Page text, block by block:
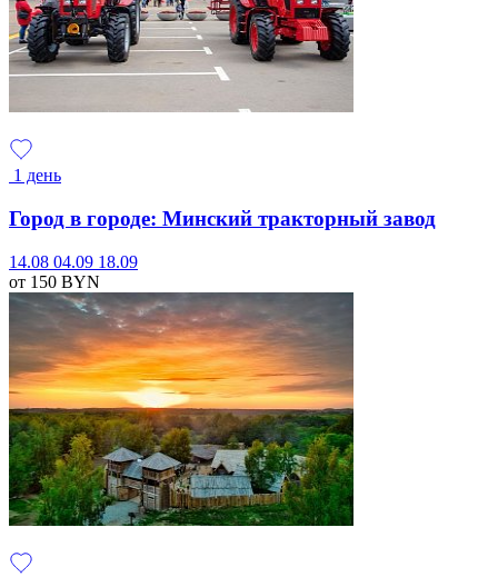
1 день
Город в городе: Минский тракторный завод
14.08 04.09 18.09
от 150 BYN